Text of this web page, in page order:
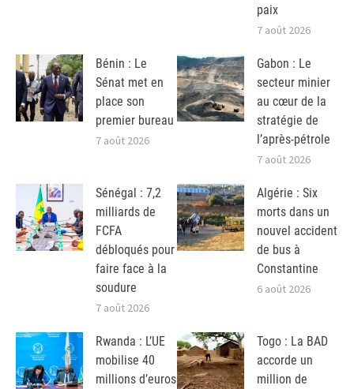
paix
7 août 2026
Bénin : Le
Sénat met en
place son
premier bureau
7 août 2026
Gabon : Le
secteur minier
au cœur de la
stratégie de
l’après-pétrole
7 août 2026
Sénégal : 7,2
milliards de
FCFA
débloqués pour
faire face à la
soudure
7 août 2026
Algérie : Six
morts dans un
nouvel accident
de bus à
Constantine
6 août 2026
Rwanda : L’UE
mobilise 40
millions d’euros
Togo : La BAD
accorde un
million de